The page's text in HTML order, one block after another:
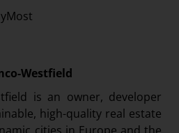
Westfield
is an owner, developer
high-quality real estate